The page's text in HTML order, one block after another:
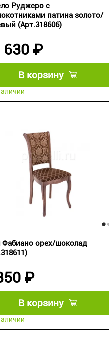
Руджеро с
патина золото/
(Арт.318606)
630 ₽
В корзину
Фабиано орех/шоколад
₽
В корзину